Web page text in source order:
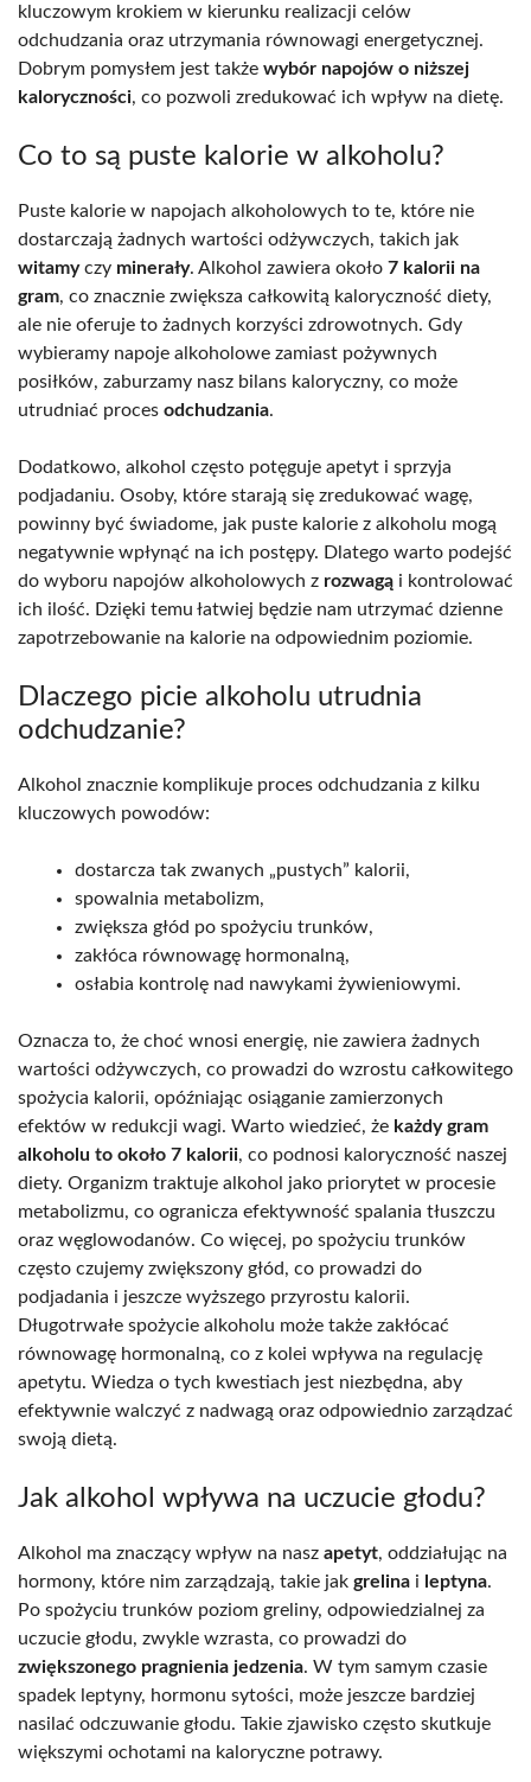
kluczowym krokiem w kierunku realizacji celów
odchudzania oraz utrzymania równowagi energetycznej.
Dobrym pomysłem jest także wybór napojów o niższej
kaloryczności, co pozwoli zredukować ich wpływ na dietę.
Co to są puste kalorie w alkoholu?
Puste kalorie w napojach alkoholowych to te, które nie
dostarczają żadnych wartości odżywczych, takich jak
witamyczy minerały. Alkohol zawiera około 7 kalorii na
gram, co znacznie zwiększa całkowitą kaloryczność diety,
ale nie oferuje to żadnych korzyści zdrowotnych. Gdy
wybieramy napoje alkoholowe zamiast pożywnych
posiłków, zaburzamy nasz bilans kaloryczny, co może
utrudniać proces odchudzania.
Dodatkowo, alkohol często potęguje apetyt i sprzyja
podjadaniu. Osoby, które starają się zredukować wagę,
powinny być świadome, jak puste kalorie z alkoholu mogą
negatywnie wpłynąć na ich postępy. Dlatego warto podejść
do wyboru napojów alkoholowych z rozwagą i kontrolować
ich ilość. Dzięki temu łatwiej będzie nam utrzymać dzienne
zapotrzebowanie na kalorie na odpowiednim poziomie.
Dlaczego picie alkoholu utrudnia
odchudzanie?
Alkohol znacznie komplikuje proces odchudzania z kilku
kluczowych powodów:
dostarcza tak zwanych „pustych” kalorii,
spowalnia metabolizm,
zwiększa głód po spożyciu trunków,
zakłóca równowagę hormonalną,
osłabia kontrolę nad nawykami żywieniowymi.
Oznacza to, że choć wnosi energię, nie zawiera żadnych
wartości odżywczych, co prowadzi do wzrostu całkowitego
spożycia kalorii, opóźniając osiąganie zamierzonych
efektów w redukcji wagi. Warto wiedzieć, że każdy gram
alkoholu to około 7 kalorii, co podnosi kaloryczność naszej
diety. Organizm traktuje alkohol jako priorytet w procesie
metabolizmu, co ogranicza efektywność spalania tłuszczu
oraz węglowodanów. Co więcej, po spożyciu trunków
często czujemy zwiększony głód, co prowadzi do
podjadania i jeszcze wyższego przyrostu kalorii.
Długotrwałe spożycie alkoholu może także zakłócać
równowagę hormonalną, co z kolei wpływa na regulację
apetytu. Wiedza o tych kwestiach jest niezbędna, aby
efektywnie walczyć z nadwagą oraz odpowiednio zarządzać
swoją dietą.
Jak alkohol wpływa na uczucie głodu?
Alkohol ma znaczący wpływ na nasz apetyt, oddziałując na
hormony, które nim zarządzają, takie jak grelina i leptyna.
Po spożyciu trunków poziom greliny, odpowiedzialnej za
uczucie głodu, zwykle wzrasta, co prowadzi do
zwiększonego pragnienia jedzenia. W tym samym czasie
spadek leptyny, hormonu sytości, może jeszcze bardziej
nasilać odczuwanie głodu. Takie zjawisko często skutkuje
większymi ochotami na kaloryczne potrawy.